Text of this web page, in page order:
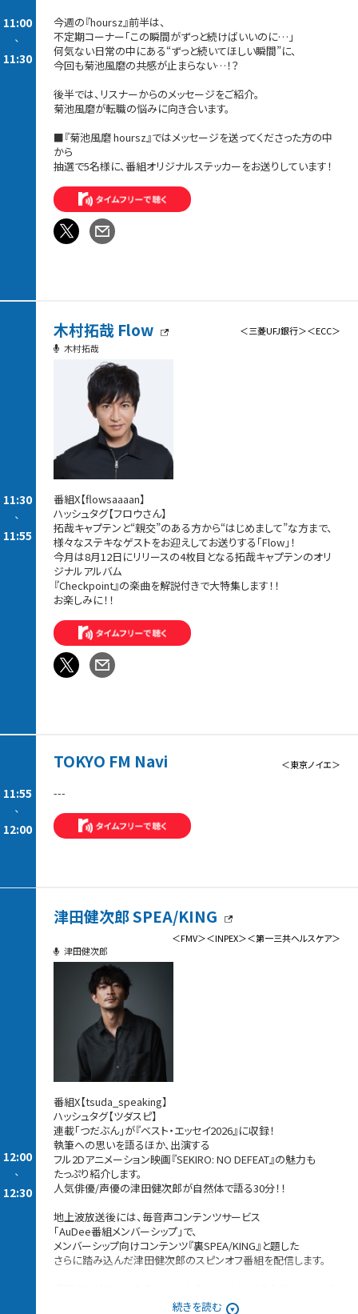
11:00
-
11:30
今週の『hoursz』前半は、
不定期コーナー「この瞬間がずっと続けばいいのに…」
何気ない日常の中にある“ずっと続いてほしい瞬間”に、
今回も菊池風磨の共感が止まらない…！？
後半では、リスナーからのメッセージをご紹介。
菊池風磨が転職の悩みに向き合います。
■『菊池風磨 hoursz』ではメッセージを送ってくださった方の中
から
抽選で5名様に、番組オリジナルステッカーをお送りしています！
11:30
-
11:55
木村拓哉 Flow
＜三菱UFJ銀行＞＜ECC＞
木村拓哉
番組X【flowsaaaan】
ハッシュタグ【フロウさん】
拓哉キャプテンと“親交”のある方から“はじめまして”な方まで、
様々なステキなゲストをお迎えしてお送りする「Flow」！
今月は8月12日にリリースの4枚目となる拓哉キャプテンのオリ
ジナルアルバム
『Checkpoint』の楽曲を解説付きで大特集します！！
お楽しみに！！
11:55
-
12:00
TOKYO FM Navi ＜東京ノイエ＞
---
12:00
-
12:30
津田健次郎 SPEA/KING
＜FMV＞＜INPEX＞＜第一三共ヘルスケア＞
津田健次郎
番組X【tsuda_speaking】
ハッシュタグ【ツダスピ】
連載「つだぶん」が『ベスト・エッセイ2026』に収録！
執筆への思いを語るほか、出演する
フル2Dアニメーション映画『SEKIRO: NO DEFEAT』の魅力も
たっぷり紹介します。
人気俳優/声優の津田健次郎が自然体で語る30分！！
地上波放送後には、毎音声コンテンツサービス
「AuDee番組メンバーシップ」で、
メンバーシップ向けコンテンツ『裏SPEA/KING』と題した
さらに踏み込んだ津田健次郎のスピンオフ番組を配信します。
続きを読む